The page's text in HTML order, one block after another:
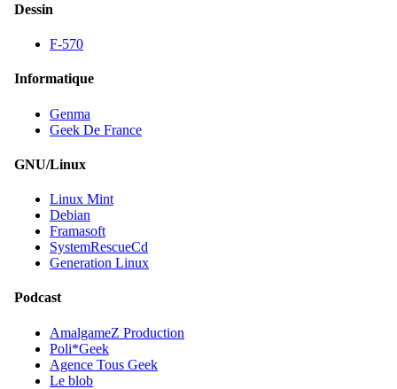
Dessin
F-570
Informatique
Genma
Geek De France
GNU/Linux
Linux Mint
Debian
Framasoft
SystemRescueCd
Generation Linux
Podcast
AmalgameZ Production
Poli*Geek
Agence Tous Geek
Le blob